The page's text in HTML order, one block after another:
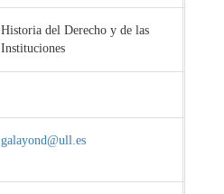
Historia del Derecho y de las
Instituciones
galayond@ull.es